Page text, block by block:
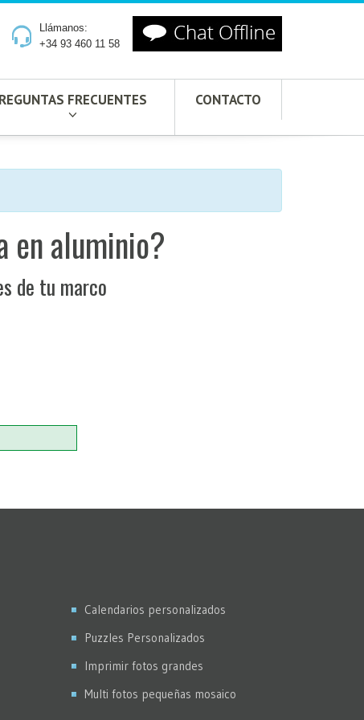
Llámanos:
+34 93 460 11 58
FRECUENTES CONTACTO
en aluminio?
de tu marco
Calendarios personalizados
Puzzles Personalizados
Imprimir fotos grandes
Multi fotos pequeñas mosaico